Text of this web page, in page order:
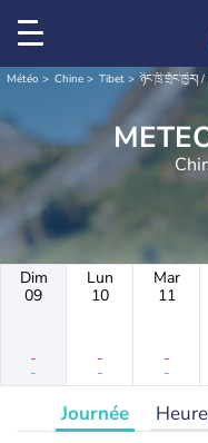
Météo Chine Tibet
Dim
09
-
-
Lun
10
-
-
Mar
11
-
-
Journée